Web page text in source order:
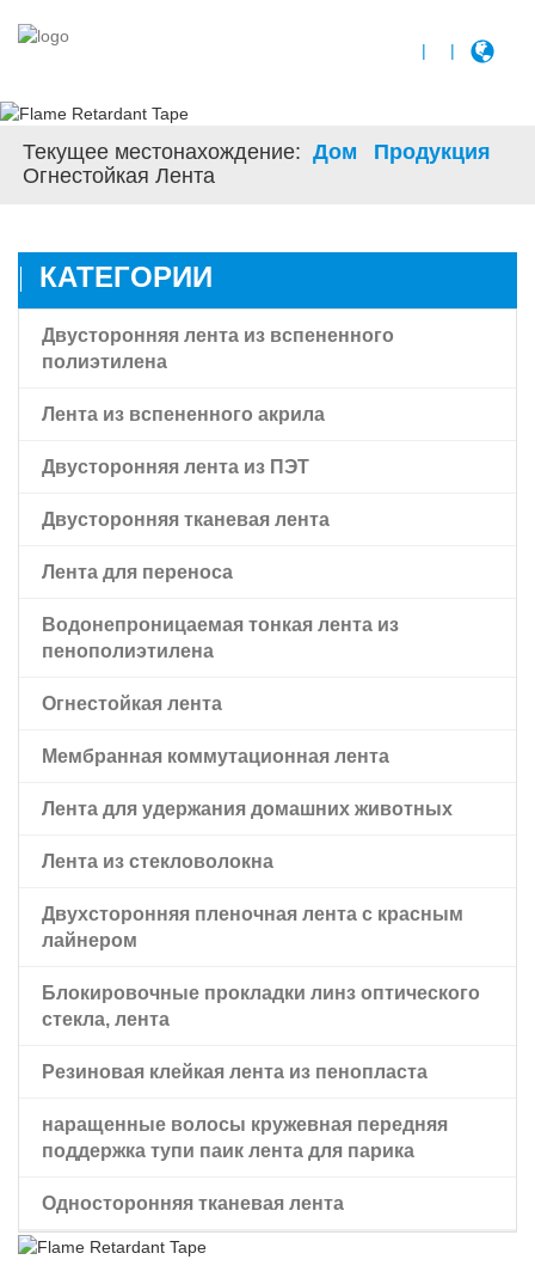
| |
Текущее местонахождение: Дом
Продукция
Огнестойкая Лента
КАТЕГОРИИ
Двусторонняя лента из вспененного
полиэтилена
Лента из вспененного акрила
Лента из вспененного акрила
Лента из вспененного акрила Amk с высокой
Двусторонняя лента из ПЭТ
Двусторонняя прозрачная пленочная лента для
животных
красным вкладышем для швабры
Двусторонняя тканевая лента
Лента для переноса
Водонепроницаемая тонкая лента из
пенополиэтилена
Огнестойкая лента
Мембранная коммутационная лента
Лента для удержания домашних животных
Лента из стекловолокна
Двухсторонняя пленочная лента с красным
лайнером
Блокировочные прокладки линз оптического
стекла, лента
Резиновая клейкая лента из пенопласта
наращенные волосы кружевная передняя
поддержка тупи паик лента для парика
Парик двусторонний скотч
Односторонняя тканевая лента